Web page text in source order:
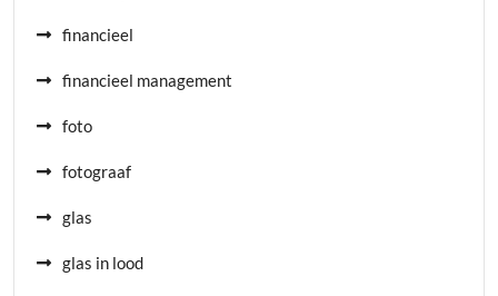
financieel
financieel management
foto
fotograaf
glas
glas in lood